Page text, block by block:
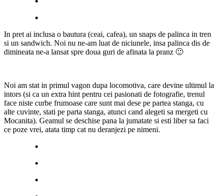
In pret ai inclusa o bautura (ceai, cafea), un snaps de palinca in tren
si un sandwich. Noi nu ne-am luat de niciunele, insa palinca dis de
dimineata ne-a lansat spre doua guri de afinata la pranz 🙂
Noi am stat in primul vagon dupa locomotiva, care devine ultimul la
intors (si ca un extra hint pentru cei pasionati de fotografie, trenul
face niste curbe frumoase care sunt mai dese pe partea stanga, cu
alte cuvinte, stati pe parta stanga, atunci cand alegeti sa mergeti cu
Mocanita). Geamul se deschise pana la jumatate si esti liber sa faci
ce poze vrei, atata timp cat nu deranjezi pe nimeni.